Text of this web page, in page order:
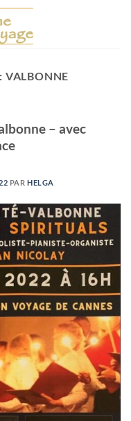
VALBONNE
– avec
PAR HELGA